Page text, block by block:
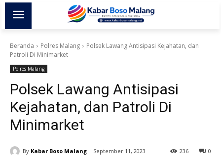
Beranda Polres Malang
Polsek Lawang Antisipasi Kejahatan, dan
Patroli Di Minimarket
Polres Malang
Polsek Lawang Antisipasi
Kejahatan, dan Patroli Di
Minimarket
By Kabar Boso Malang September 11, 2023 0
236